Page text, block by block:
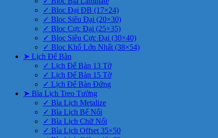
✓ Bloc Đại ĐB (17×24)
✓ Bloc Siêu Đại (20×30)
✓ Bloc Cực Đại (25×35)
✓ Bloc Siêu Cực Đại (30×40)
✓ Bloc Khổ Lớn Nhất (38×54)
➤ Lịch Để Bàn
✓ Lịch Để Bàn 13 Tờ
✓ Lịch Để Bàn 15 Tờ
✓ Lịch Để Bàn Đứng
➤ Bìa Lịch Treo Tường
✓ Bìa Lịch Metalize
✓ Bìa Lịch Bế Nổi
✓ Bìa Lịch Chữ Nổi
✓ Bìa Lịch Offset 35×50